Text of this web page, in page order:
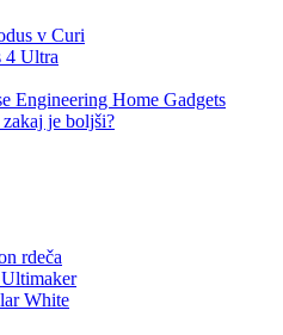
v Curi
4 Ultra
Engineering Home Gadgets
je boljši?
rdeča
White